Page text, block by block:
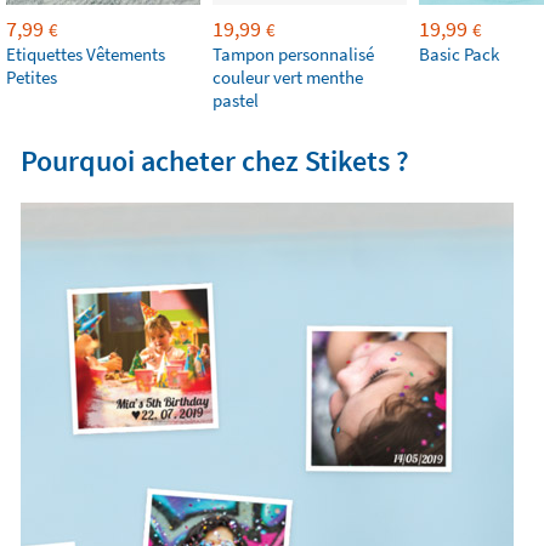
7,99 €
Etiquettes Vêtements
Petites
19,99 €
Tampon personnalisé
couleur vert menthe
pastel
19,99 €
Basic Pack
Pourquoi acheter chez Stikets ?